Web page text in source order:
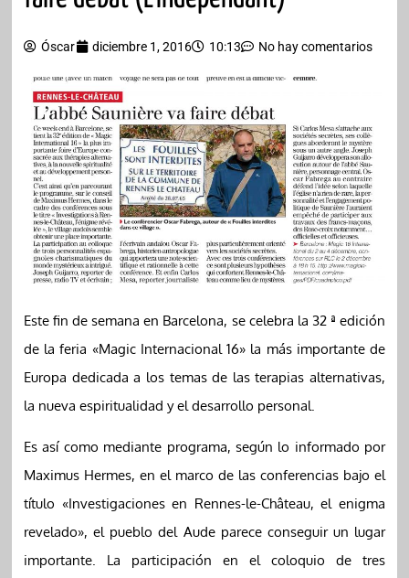
Óscar diciembre 1, 2016 10:13 No hay comentarios
Este fin de semana en Barcelona, se celebra la 32 ª edición
de la feria «Magic Internacional 16» la más importante de
Europa dedicada a los temas de las terapias alternativas,
la nueva espiritualidad y el desarrollo personal.
Es así como mediante programa, según lo informado por
Maximus Hermes, en el marco de las conferencias bajo el
título «Investigaciones en Rennes-le-Château, el enigma
revelado», el pueblo del Aude parece conseguir un lugar
importante. La participación en el coloquio de tres